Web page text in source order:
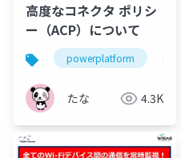
高度なコネクタ ポリシ
ー（ACP）について
powerplatform
たな 4.3K